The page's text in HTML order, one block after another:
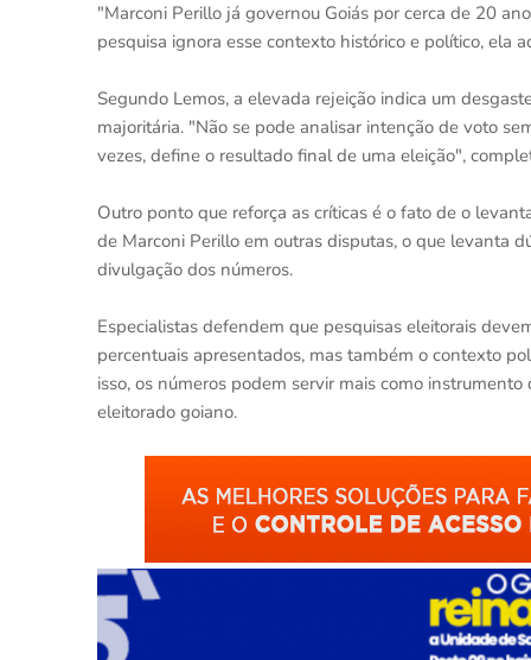
"Marconi Perillo já governou Goiás por cerca de 20
pesquisa ignora esse contexto histórico e político, ela
Segundo Lemos, a elevada rejeição indica um
majoritária. "Não se pode analisar intenção de voto
vezes, define o resultado final de uma eleição",
Outro ponto que reforça as críticas é o fato de o
de Marconi Perillo em outras disputas, o que levanta
divulgação dos números.
Especialistas defendem que pesquisas eleitorais
percentuais apresentados, mas também o contexto
isso, os números podem servir mais como
eleitorado goiano.